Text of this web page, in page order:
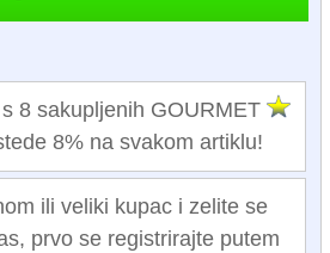
8 sakupljenih GOURMET
8% na svakom artiklu!
ili veliki kupac i zelite se
prvo se registrirajte putem